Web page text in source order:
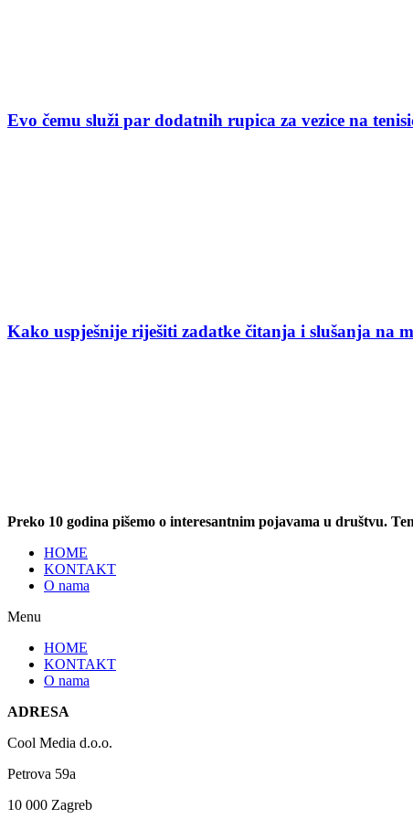
Evo čemu služi par dodatnih rupica za vezice na
Kako uspješnije riješiti zadatke čitanja i slušanja na
Preko 10 godina pišemo o interesantnim pojavama u društvu.
HOME
KONTAKT
O nama
Menu
HOME
KONTAKT
O nama
ADRESA
Cool Media d.o.o.
Petrova 59a
10 000 Zagreb